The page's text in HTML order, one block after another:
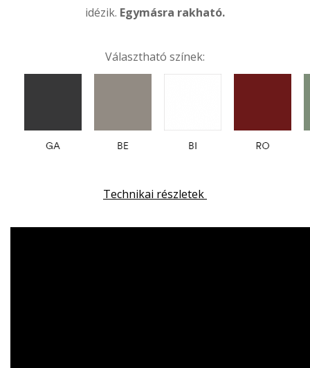
idézik. Egymásra rakható.
Választható színek:
Technikai részletek